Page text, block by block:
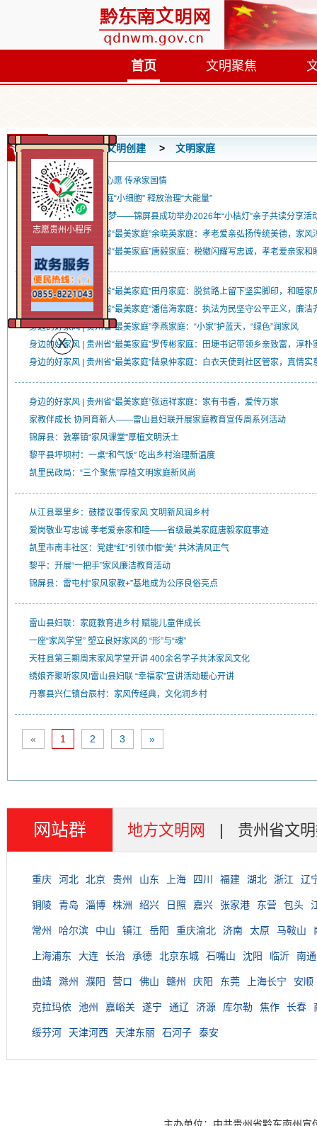
首页 文明聚焦
首页 文明创建 文明家庭
锦屏县妇联：共圆微心愿 传承家国情
锦屏县妇联：深耕家庭“小细胞” 释放治理“大能量”
传承好家风·共筑家国梦——锦屏县成功举办2026年“小桔灯”亲子共读分享活
身边的好家风 | 贵州省“最美家庭”余晓英家庭：孝老爱亲弘扬传统美德，家
身边的好家风 | 贵州省“最美家庭”唐毅家庭：税徽闪耀写忠诚，孝老爱亲家和
身边的好家风 | 贵州省“最美家庭”田丹家庭：脱贫路上留下坚实脚印，和睦家
身边的好家风 | 贵州省“最美家庭”潘信海家庭：执法为民坚守公平正义，廉洁
身边的好家风 | 贵州省“最美家庭”李燕家庭：“小家”护蓝天，“绿色”润家风
身边的好家风 | 贵州省“最美家庭”罗传彬家庭：田埂书记带领乡亲致富，淳朴
身边的好家风 | 贵州省“最美家庭”陆泉仲家庭：白衣天使到社区管家，真情实
身边的好家风 | 贵州省“最美家庭”张运祥家庭：家有书香，爱传万家
家教伴成长 协同育新人——雷山县妇联开展家庭教育宣传周系列活动
锦屏县：敦寨镇“家风课堂”厚植文明沃土
黎平县坪坝村：一桌“和气饭” 吃出乡村治理新温度
凯里民政局：“三个聚焦”厚植文明家庭新风尚
从江县翠里乡：鼓楼议事传家风 文明新风润乡村
爱岗敬业写忠诚 孝老爱亲家和睦——省级最美家庭唐毅家庭事迹
凯里市南丰社区：党建“红”引领巾帼“美” 共沐清风正气
黎平：开展“一把手”家风廉洁教育活动
锦屏县：雷屯村“家风家教+”基地成为公序良俗亮点
雷山县妇联：家庭教育进乡村 赋能儿童伴成长
一座“家风学堂” 塑立良好家风的 “形”与“魂”
天柱县第三期周末家风学堂开讲 400余名学子共沐家风文化
绣娘齐聚听家风!雷山县妇联 “幸福家”宣讲活动暖心开讲
丹寨县兴仁镇台辰村：家风传经典，文化润乡村
« 1 2 3 »
网站群 地方文明网 | 贵州省文
重庆 河北 北京 贵州 山东 上海 四川 福建 湖北 浙江 辽
铜陵 青岛 淄博 株洲 绍兴 日照 嘉兴 张家港 东营 包头
常州 哈尔滨 中山 镇江 岳阳 重庆渝北 济南 太原 马鞍山
上海浦东 大连 长治 承德 北京东城 石嘴山 沈阳 临沂 南通
曲靖 滁州 濮阳 营口 佛山 赣州 庆阳 东莞 上海长宁 安顺
克拉玛依 池州 嘉峪关 遂宁 通辽 济源 库尔勒 焦作 长春
绥芬河 天津河西 天津东丽 石河子 泰安
志愿贵州小程序